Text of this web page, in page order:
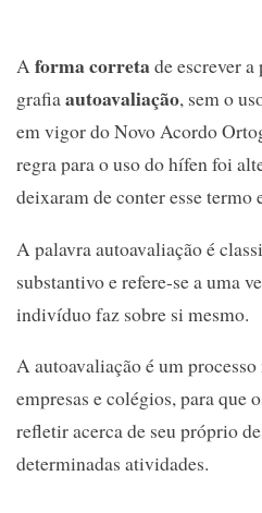
Aforma corretade escrever
grafiaautoavaliação, sem o
em vigor do Novo Acordo
regra para o uso do hífen foi
deixaram de conter esse termo
A palavra autoavaliação é
substantivo e refere-se a uma
indivíduo faz sobre si mesmo.
A autoavaliação é um
empresas e colégios, para que
refletir acerca de seu próprio
determinadas atividades.